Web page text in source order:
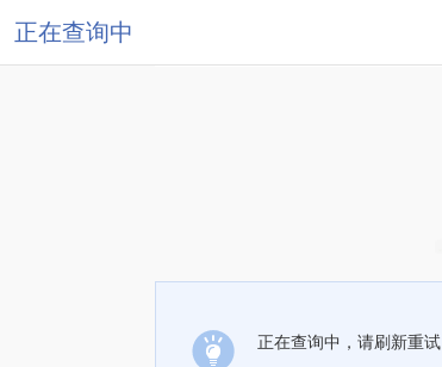
正在查询中
正在查询中，请刷新重试